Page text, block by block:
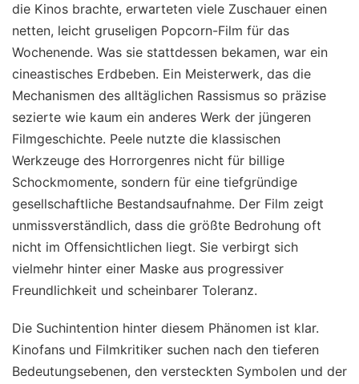
die Kinos brachte, erwarteten viele Zuschauer einen
netten, leicht gruseligen Popcorn-Film für das
Wochenende. Was sie stattdessen bekamen, war ein
cineastisches Erdbeben. Ein Meisterwerk, das die
Mechanismen des alltäglichen Rassismus so präzise
sezierte wie kaum ein anderes Werk der jüngeren
Filmgeschichte. Peele nutzte die klassischen
Werkzeuge des Horrorgenres nicht für billige
Schockmomente, sondern für eine tiefgründige
gesellschaftliche Bestandsaufnahme. Der Film zeigt
unmissverständlich, dass die größte Bedrohung oft
nicht im Offensichtlichen liegt. Sie verbirgt sich
vielmehr hinter einer Maske aus progressiver
Freundlichkeit und scheinbarer Toleranz.
Die Suchintention hinter diesem Phänomen ist klar.
Kinofans und Filmkritiker suchen nach den tieferen
Bedeutungsebenen, den versteckten Symbolen und der